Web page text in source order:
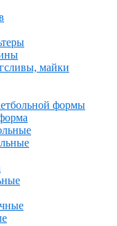
майки
формы